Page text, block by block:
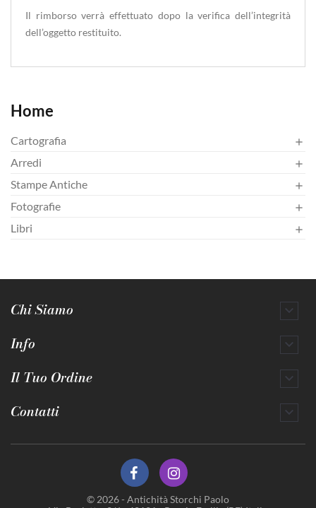
Il rimborso verrà effettuato dopo la verifica dell’integrità
dell’oggetto restituito.
Home
Cartografia 
Arredi 
Stampe Antiche 
Fotografie 
Libri 
Chi Siamo 
Info 
Il Tuo Ordine 
Contatti 
© 2026 - Antichità Storchi Paolo